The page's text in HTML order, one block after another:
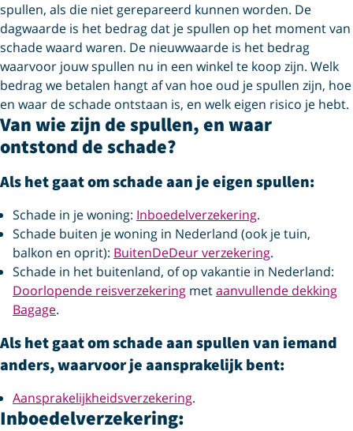
spullen, als die niet gerepareerd kunnen worden. De
dagwaarde is het bedrag dat je spullen op het moment van
schade waard waren. De nieuwwaarde is het bedrag
waarvoor jouw spullen nu in een winkel te koop zijn. Welk
bedrag we betalen hangt af van hoe oud je spullen zijn, hoe
en waar de schade ontstaan is, en welk eigen risico je hebt.
Van wie zijn de spullen, en waar
ontstond de schade?
Als het gaat om schade aan je eigen spullen:
Schade in je woning: Inboedelverzekering.
Schade buiten je woning in Nederland (ook je tuin,
balkon en oprit): BuitenDeDeur verzekering.
Schade in het buitenland, of op vakantie in Nederland:
Doorlopende reisverzekering metaanvullende dekking
Bagage.
Als het gaat om schade aan spullen van iemand
anders, waarvoor je aansprakelijk bent:
Aansprakelijkheidsverzekering.
Inboedelverzekering: